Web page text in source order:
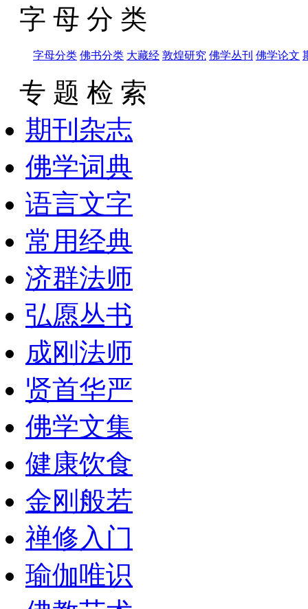
字 母 分 类
字母分类 佛书分类 大藏经 敦煌研究 佛学丛刊 佛学论文
专 题 检 索
期刊杂志
佛学词典
语言文字
常用经典
济群法师
弘愿丛书
成刚法师
贤首华严
佛学文集
健康饮食
金刚般若
禅修入门
瑜伽唯识